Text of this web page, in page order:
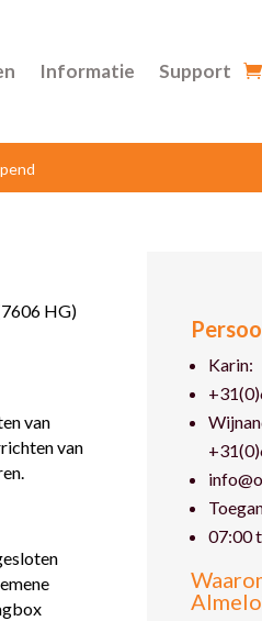
Informatie Support
HG)
van
van
Karin:
07:00